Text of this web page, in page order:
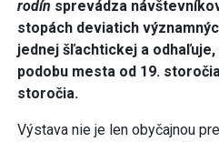
rodín sprevádza
stopách deviatich
jednej šľachtickej a
podobu mesta od 19.
storočia.
Výstava nie je len obyčajnou